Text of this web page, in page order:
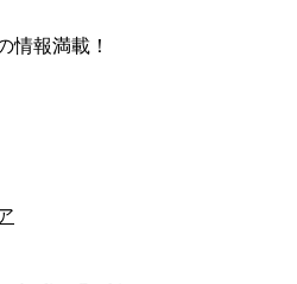
情報満載！